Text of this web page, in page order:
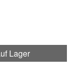
Lager